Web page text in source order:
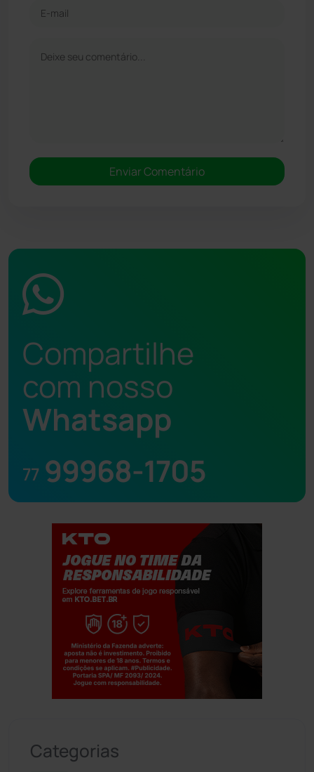
Compartilhe
com nosso
Whatsapp
77 99968-1705
Categorias